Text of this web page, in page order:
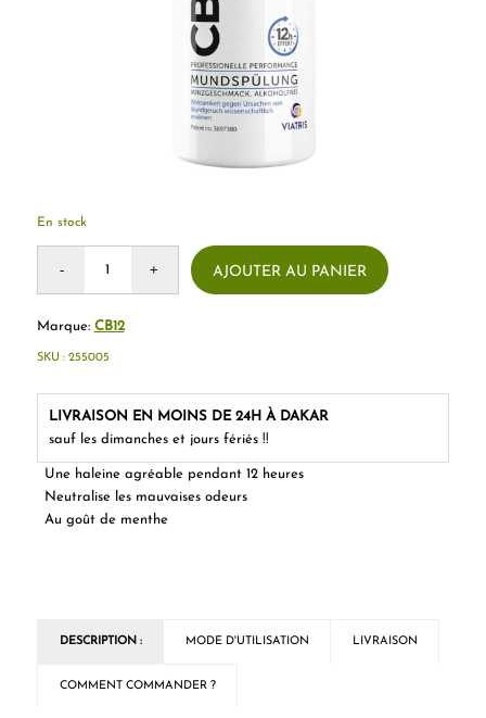
Une haleine agréable pendant 12 heures
Neutralise les mauvaises odeurs
Au goût de menthe
En stock
AJOUTER AU PANIER
Marque: CB12
LIVRAISON EN MOINS DE 24H À DAKAR
sauf les dimanches et jours fériés !!
SKU : 255005
DESCRIPTION : MODE D'UTILISATION LIVRAISON
COMMENT COMMANDER ?